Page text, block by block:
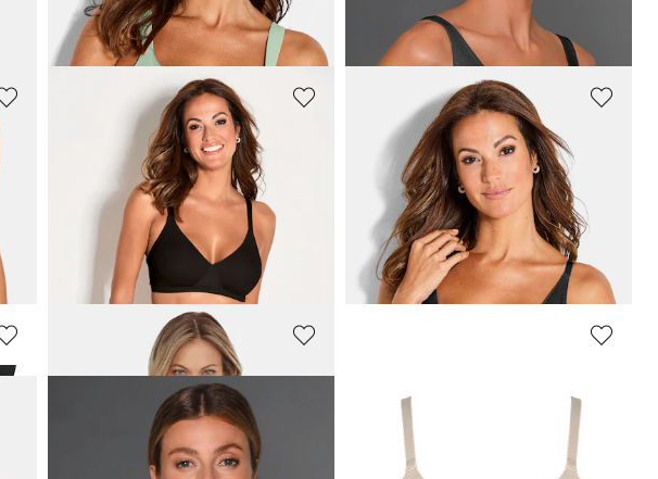
Laagste prijs van de afgelopen 30 dagen**:
31,47 € (-14%)
Laagste prijs van de afgelopen 30 dagen**:
(-12%)
NATURANA
35,96 €44,95 €
Laagste prijs van de afgelopen 30 dagen**:
(-20%)
NATURANA
31,47 €44,95 €
39,95 €